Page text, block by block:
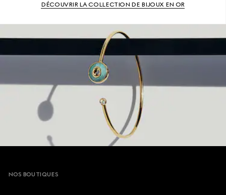
DÉCOUVRIR LA COLLECTION DE BIJOUX EN OR
Footer
NOS BOUTIQUES